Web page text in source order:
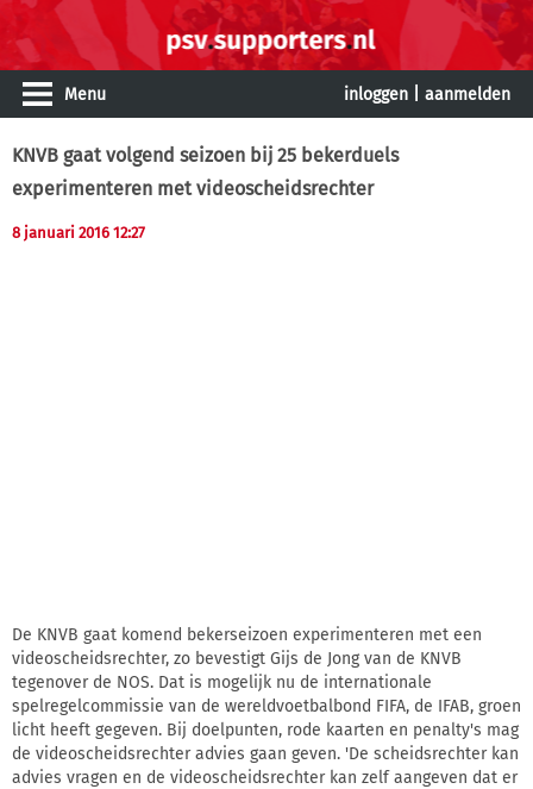
Menu inloggen aanmelden
KNVB gaat volgend seizoen bij 25 bekerduels
experimenteren met videoscheidsrechter
8 januari 2016 12:27
De KNVB gaat komend bekerseizoen experimenteren met een
videoscheidsrechter, zo bevestigt Gijs de Jong van de KNVB
tegenover de NOS. Dat is mogelijk nu de internationale
spelregelcommissie van de wereldvoetbalbond FIFA, de IFAB, groen
licht heeft gegeven. Bij doelpunten, rode kaarten en penalty's mag
de videoscheidsrechter advies gaan geven. 'De scheidsrechter kan
advies vragen en de videoscheidsrechter kan zelf aangeven dat er